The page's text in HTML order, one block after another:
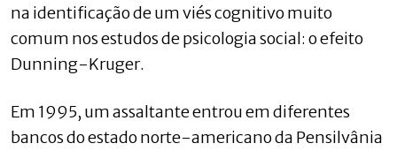
na identificação de um viés cognitivo muito
comum nos estudos de psicologia social: o efeito
Dunning-Kruger.
Em 1995, um assaltante entrou em diferentes
bancos do estado norte-americano da Pensilvânia